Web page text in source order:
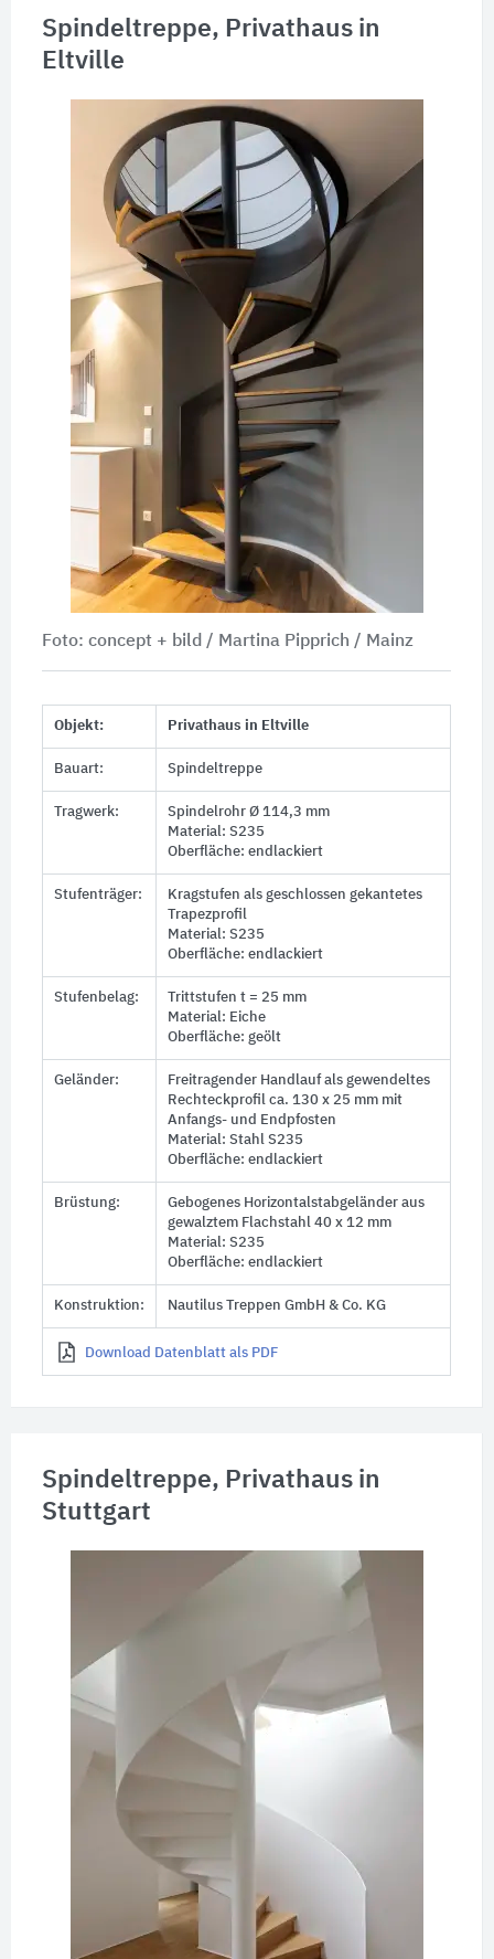
Spindeltreppe, Privathaus in
Eltville
Foto: concept + bild / Martina Pipprich / Mainz
Objekt: Privathaus in Eltville
Bauart: Spindeltreppe
Tragwerk:
Spindelrohr Ø 114,3 mm
Material: S235
Oberfläche: endlackiert
Stufenträger:
Kragstufen als geschlossen gekantetes
Trapezprofil
Material: S235
Oberfläche: endlackiert
Stufenbelag: Trittstufen t = 25 mm
Material: Eiche
Oberfläche: geölt
Geländer:
Freitragender Handlauf als gewendeltes
Rechteckprofil ca. 130 x 25 mmmit
Anfangs- und Endpfosten
Material: Stahl S235
Oberfläche: endlackiert
Brüstung:
Gebogenes Horizontalstabgeländer aus
gewalztem Flachstahl 40 x 12 mm
Material: S235
Oberfläche: endlackiert
Konstruktion: Nautilus Treppen GmbH & Co. KG
Download Datenblatt als PDF
Spindeltreppe, Privathaus in
Stuttgart